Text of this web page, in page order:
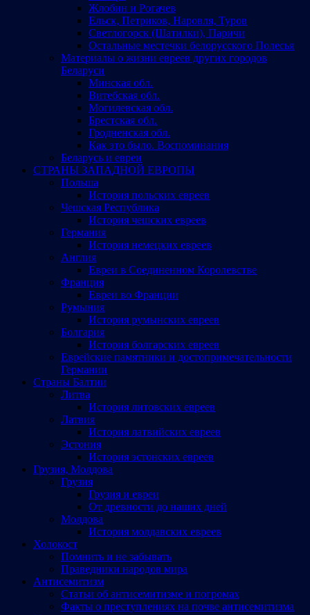
Жлобин и Рогачев
Ельск, Петриков, Наровля, Туров
Светлогорск (Шатилки), Паричи
Остальные местечки белорусского Полесья
Материалы о жизни евреев других городов
Беларуси
Минская обл.
Витебская обл.
Могилевская обл.
Брестская обл.
Гродненская обл.
Как это было. Воспоминания
Беларусь и евреи
СТРАНЫ ЗАПАДНОЙ ЕВРОПЫ
Польша
История польских евреев
Чешская Республика
История чешских евреев
Германия
История немецких евреев
Англия
Евреи в Соединенном Королевстве
Франция
Евреи во Франции
Румыния
История румынских евреев
Болгария
История болгарских евреев
Еврейские памятники и достопримечательности
Германии
Страны Балтии
Литва
История литовских евреев
Латвия
История латвийских евреев
Эстония
История эстонских евреев
Грузия, Молдова
Грузия
Грузия и евреи
От древности до наших дней
Молдова
История молдавских евреев
Холокост
Помнить и не забывать
Праведники народов мира
Антисемитизм
Статьи об антисемитизме и погромах
Факты о преступлениях на почве антисемитизма